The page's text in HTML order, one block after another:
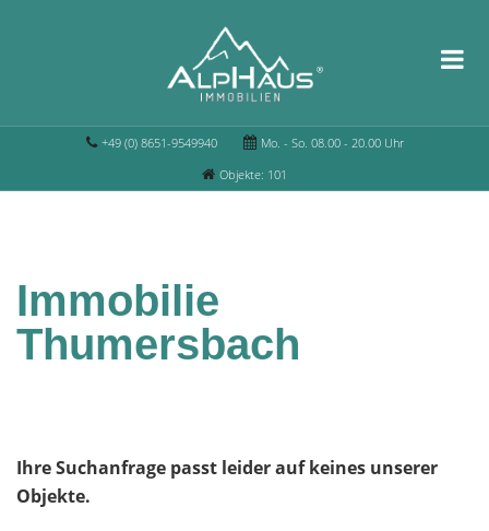
+49 (0) 8651-9549940
Mo. - So. 08.00 - 20.00 Uhr
Objekte: 101
Immobilie
Thumersbach
Ihre Suchanfrage passt leider auf keines unserer
Objekte.